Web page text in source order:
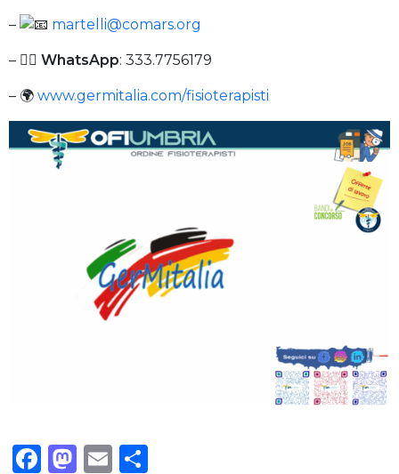
– martelli@comars.org
– ✍🏻 WhatsApp: 333.7756179
– 🌍 www.germitalia.com/fisioterapisti
Facebook
Mastodon
Email